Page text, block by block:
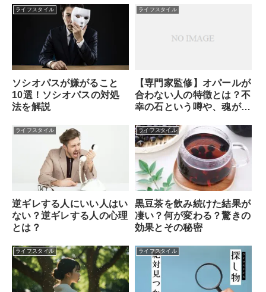
方
ライフスタイル
ソシオパスが嫌がること
10選！ソシオパスの対処
法を解説
ライフスタイル
【専門家監修】オパールが
合わない人の特徴とは？不
幸の石という噂や、魂が求
ライフスタイル
逆ギレする人にいい人はい
ない？逆ギレする人の心理
とは？
ライフスタイル
黒豆茶を飲み続けた結果が
凄い？何が変わる？驚きの
効果とその秘密
ライフスタイル ライフスタイル